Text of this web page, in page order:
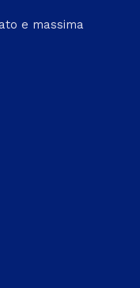
e massima